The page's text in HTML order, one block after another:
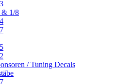
& 1/8
/ Tuning Decals